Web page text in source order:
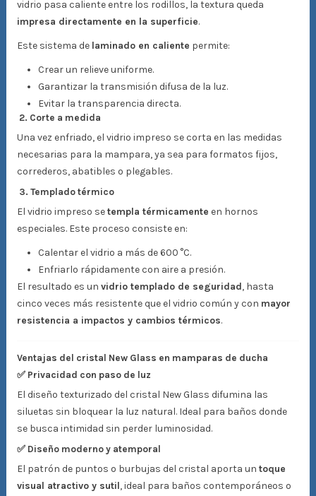
vidrio pasa caliente entre los rodillos, la textura queda
impresa directamente en la superficie.
Este sistema de laminado en caliente permite:
Crear un relieve uniforme.
Garantizar la transmisión difusa de la luz.
Evitar la transparencia directa.
2. Corte a medida
Una vez enfriado, el vidrio impreso se corta en las medidas
necesarias para la mampara, ya sea para formatos fijos,
correderos, abatibles o plegables.
3. Templado térmico
El vidrio impreso setempla térmicamente en hornos
especiales. Este proceso consiste en:
Calentar el vidrio a más de 600 °C.
Enfriarlo rápidamente con aire a presión.
El resultado es un vidrio templado de seguridad, hasta
cinco veces más resistente que el vidrio común y con mayor
resistencia a impactos y cambios térmicos.
Ventajas del cristal New Glass en mamparas de ducha
✅ Privacidad con paso de luz
El diseño texturizado del cristal New Glass difumina las
siluetas sin bloquear la luz natural. Ideal para baños donde
se busca intimidad sin perder luminosidad.
✅ Diseño moderno y atemporal
El patrón de puntos o burbujas del cristal aporta un toque
visual atractivo y sutil, ideal para baños contemporáneos o